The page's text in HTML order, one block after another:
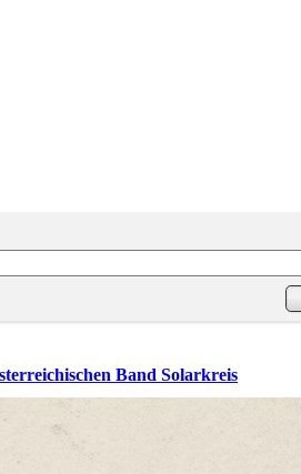
Band Solarkreis